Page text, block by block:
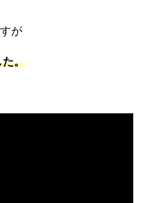
が
た。